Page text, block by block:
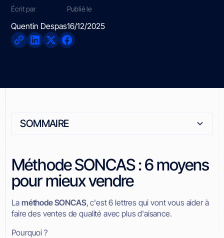
Écrit par
Quentin Despas
Publié le
16/12/2025
SOMMAIRE
Méthode SONCAS : 6 moyens
pour mieux vendre
La méthode SONCAS, c'est 6 lettres qui vont vous aider à
faire des ventes de qualité avec plus d'aisance.
Pourquoi ?